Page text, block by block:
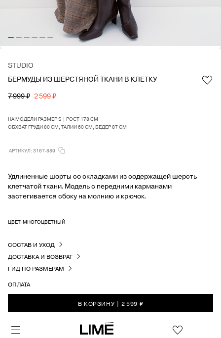
STUDIO
БЕРМУДЫ ИЗ ШЕРСТЯНОЙ ТКАНИ В КЛЕТКУ
7 999 ₽ 2 599 ₽
В КОРЗИНУ | 2 599 ₽
НА МОДЕЛИ РАЗМЕР S | РОСТ 178 СМ
ОБХВАТ ГРУДИ 80 СМ, ТАЛИИ 60 СМ, БЕДЕР 87 СМ
АРТИКУЛ: 3167-889
Удлиненные шорты со складками из содержащей шерсть
клетчатой ткани. Модель с передними карманами
застегивается сбоку на молнию и крючок.
ЦВЕТ: МНОГОЦВЕТНЫЙ
СОСТАВ И УХОД
ДОСТАВКА И ВОЗВРАТ
ГИД ПО РАЗМЕРАМ
ОПЛАТА